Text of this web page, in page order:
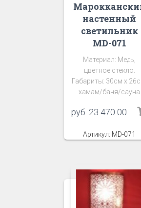
настенный
светильник
MD-071
Материал: Медь,
цветное стекло.
Габариты: 30см х
хамам/баня/сауна
руб. 23 470 00
Артикул: MD-071